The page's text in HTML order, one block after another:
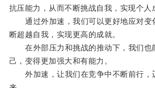
抗压能力，从而不断挑战自我，实现个人
通过外加速，我们可以更好地应对变
断超越自我，实现更高的成就。
在外部压力和挑战的推动下，我们也
己，变得更加强大和有能力。
外加速，让我们在竞争中不断前行，